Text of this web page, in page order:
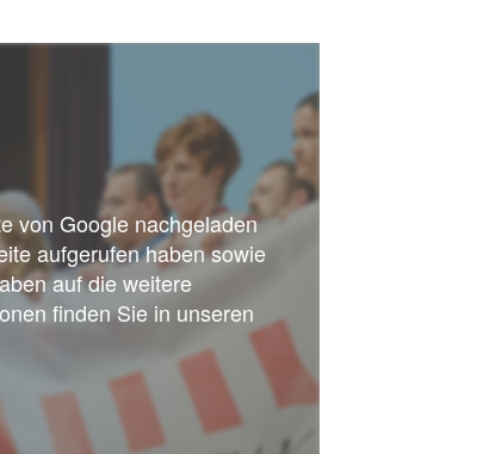
von Google nachgeladen
aufgerufen haben sowie
auf die weitere
finden Sie in unseren